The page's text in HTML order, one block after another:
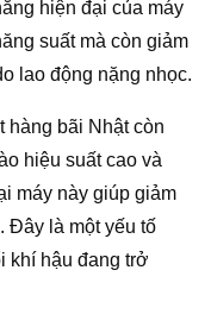
hiện đại của máy
suất mà còn giảm
lao động nặng nhọc.
hàng bãi Nhật còn
hiệu suất cao và
máy này giúp giảm
Đây là một yếu tố
khí hậu đang trở